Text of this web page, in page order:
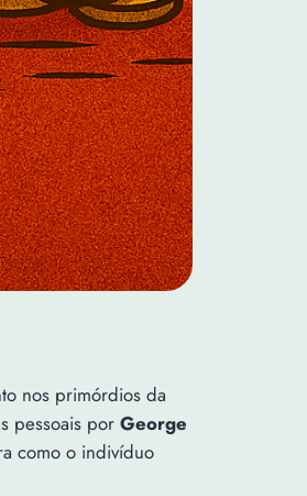
nos primórdios da
pessoais por George
como o indivíduo